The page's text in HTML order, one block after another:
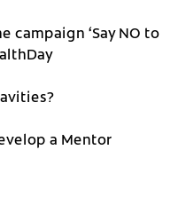
campaign ‘Say NO to
a Mentor